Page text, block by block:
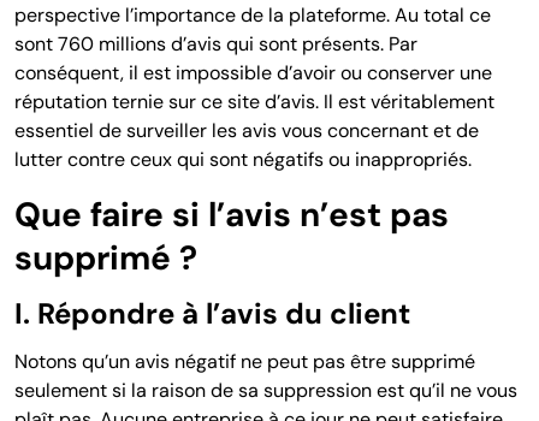
perspective l’importance de la plateforme. Au total ce
sont 760 millions d’avis qui sont présents. Par
conséquent, il est impossible d’avoir ou conserver une
réputation ternie sur ce site d’avis. Il est véritablement
essentiel de surveiller les avis vous concernant et de
lutter contre ceux qui sont négatifs ou inappropriés.
Que faire si l’avis n’est pas
supprimé ?
I. Répondre à l’avis du client
Notons qu’un avis négatif ne peut pas être supprimé
seulement si la raison de sa suppression est qu’il ne vous